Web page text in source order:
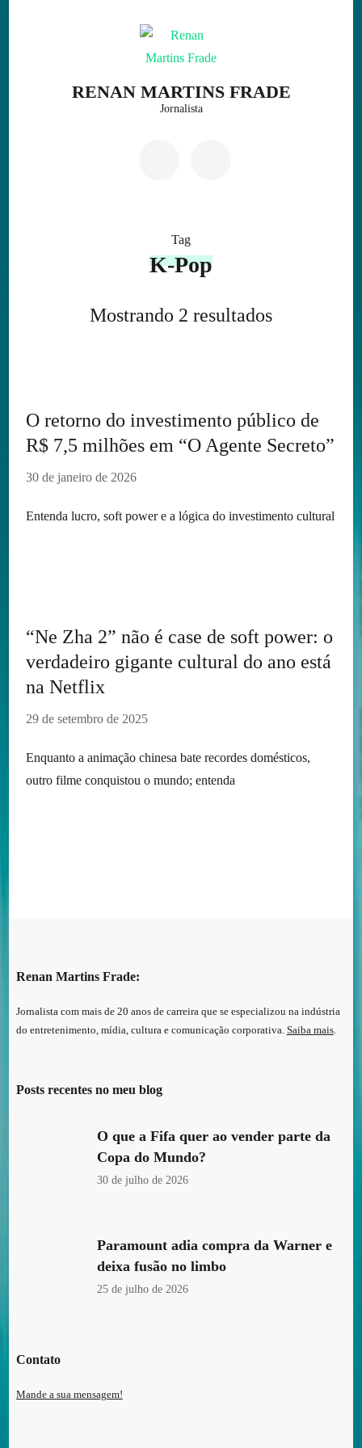
RENAN MARTINS FRADE
Jornalista
Tag
K-Pop
Mostrando 2 resultados
O retorno do investimento público de
R$ 7,5 milhões em “O Agente Secreto”
30 de janeiro de 2026
Entenda lucro, soft power e a lógica do investimento cultural
“Ne Zha 2” não é case de soft power: o
verdadeiro gigante cultural do ano está
na Netflix
29 de setembro de 2025
Enquanto a animação chinesa bate recordes domésticos,
outro filme conquistou o mundo; entenda
Renan Martins Frade:
Jornalista com mais de 20 anos de carreira que se especializou na indústria
do entretenimento, mídia, cultura e comunicação corporativa. Saiba mais.
Posts recentes no meu blog
O que a Fifa quer ao vender parte da
Copa do Mundo?
30 de julho de 2026
Paramount adia compra da Warner e
deixa fusão no limbo
25 de julho de 2026
Contato
Mande a sua mensagem!